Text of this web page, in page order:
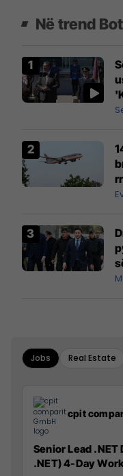
Në trend
Jobs Real Estate
cpit
Senior Lead
.NET) 4-Day